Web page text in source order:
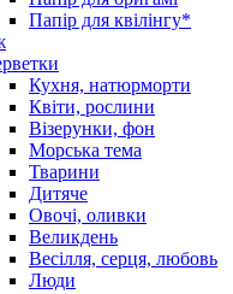
Папір для квілінгу*
Кухня, натюрморти
Квіти, рослини
Візерунки, фон
Морська тема
Тварини
Дитяче
Овочі, оливки
Великдень
Весілля, серця, любовь
Люди